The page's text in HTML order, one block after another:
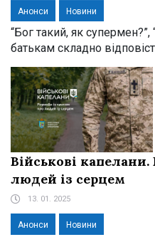
Анонси Новини
“Бог такий, як супермен?”,
батькам складно
Військові
людей із серцем
13. 01. 2025
Анонси Новини